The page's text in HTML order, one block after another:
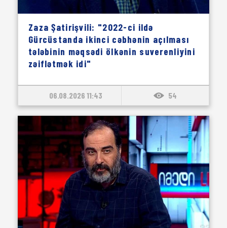
Zaza Şatirişvili: "2022-ci ildə
Gürcüstanda ikinci cəbhənin açılması
tələbinin məqsədi ölkənin suverenliyini
zəiflətmək idi"
06.08.2026 11:43 54